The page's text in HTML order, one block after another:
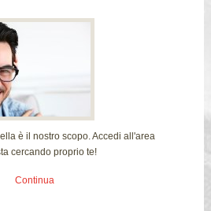
è il nostro scopo. Accedi all'area
cercando proprio te!
Continua